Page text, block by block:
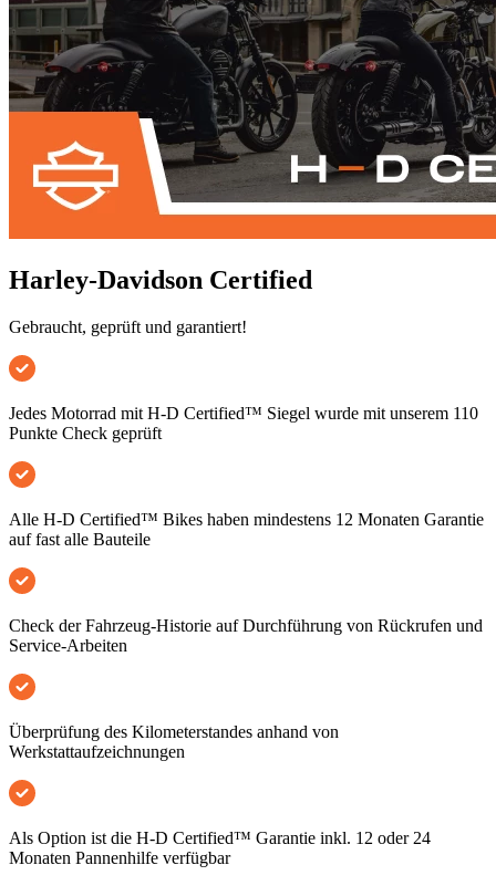
Harley-Davidson Certified
Gebraucht, geprüft und garantiert!
Jedes Motorrad mit H-D Certified™ Siegel wurde mit unserem 110
Punkte Check geprüft
Alle H-D Certified™ Bikes haben mindestens 12 Monaten Garantie
auf fast alle Bauteile
Check der Fahrzeug-Historie auf Durchführung von Rückrufen und
Service-Arbeiten
Überprüfung des Kilometerstandes anhand von
Werkstattaufzeichnungen
Als Option ist die H-D Certified™ Garantie inkl. 12 oder 24
Monaten Pannenhilfe verfügbar